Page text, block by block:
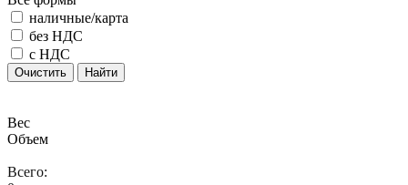
наличные/карта
без НДС
с НДС
Очистить Найти
Вес
Объем
Всего: